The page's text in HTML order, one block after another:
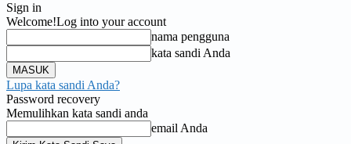
Sign in
Welcome!Log into your account
nama pengguna
kata sandi Anda
Lupa kata sandi Anda?
Password recovery
Memulihkan kata sandi anda
email Anda